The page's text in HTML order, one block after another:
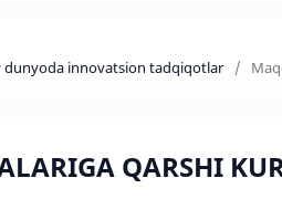
dunyoda innovatsion tadqiqotlar /
QARSHI